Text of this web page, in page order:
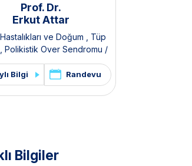
Prof. Dr.
Erkut Attar
ve Doğum
Tüp
Polikistik Over Sendromu /
Hirsutizm Kliniği,Pelvik Ağrı
Endometriozis Kliniği
Bilgi Randevu
Bilgiler